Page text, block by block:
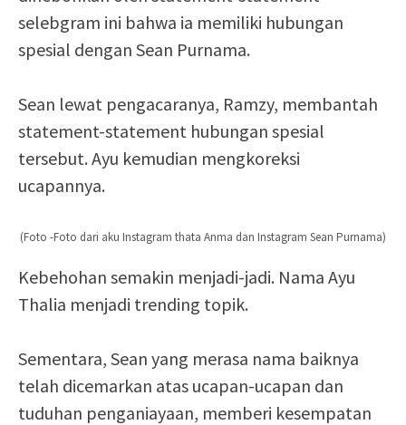
selebgram ini bahwa ia memiliki hubungan
spesial dengan Sean Purnama.
Sean lewat pengacaranya, Ramzy, membantah
statement-statement hubungan spesial
tersebut. Ayu kemudian mengkoreksi
ucapannya.
(Foto -Foto dari aku Instagram thata Anma dan Instagram Sean Purnama)
Kebehohan semakin menjadi-jadi. Nama Ayu
Thalia menjadi trending topik.
Sementara, Sean yang merasa nama baiknya
telah dicemarkan atas ucapan-ucapan dan
tuduhan penganiayaan, memberi kesempatan